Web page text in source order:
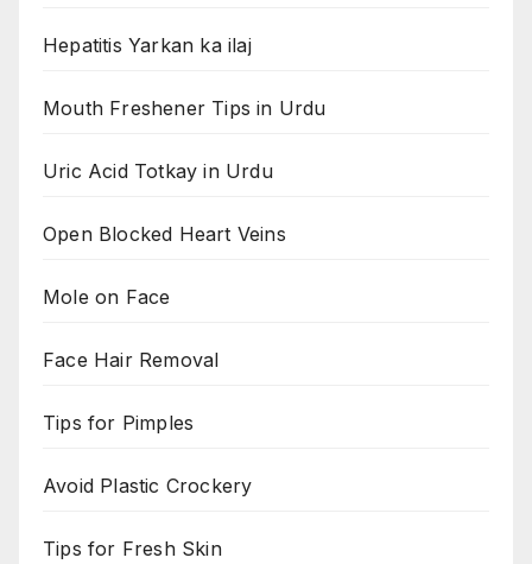
Hepatitis Yarkan ka ilaj
Mouth Freshener Tips in Urdu
Uric Acid Totkay in Urdu
Open Blocked Heart Veins
Mole on Face
Face Hair Removal
Tips for Pimples
Avoid Plastic Crockery
Tips for Fresh Skin